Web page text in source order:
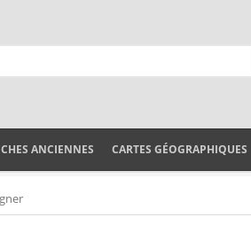
ANCIENNES CARTES GÉOGRAPHIQUES